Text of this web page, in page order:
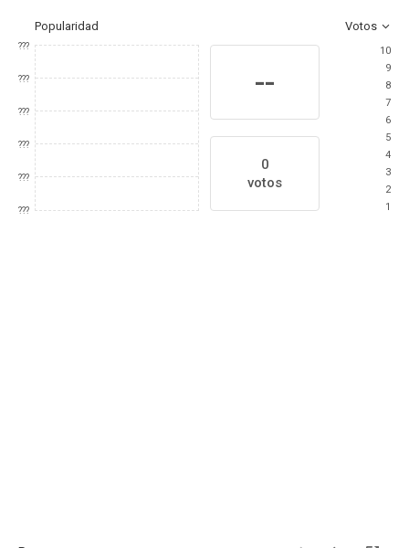
Popularidad Votos
???
???
???
???
???
???
--
0
votos
10
9
8
7
6
5
4
3
2
1